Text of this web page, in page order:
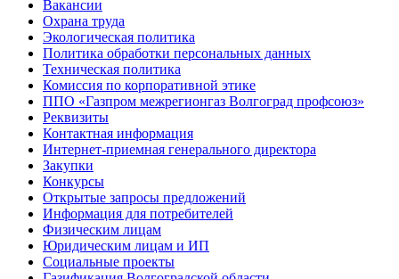
Вакансии
Охрана труда
Экологическая политика
Политика обработки персональных данных
Техническая политика
Комиссия по корпоративной этике
ППО «Газпром межрегионгаз Волгоград профсоюз»
Реквизиты
Контактная информация
Интернет-приемная генерального директора
Закупки
Конкурсы
Открытые запросы предложений
Информация для потребителей
Физическим лицам
Юридическим лицам и ИП
Социальные проекты